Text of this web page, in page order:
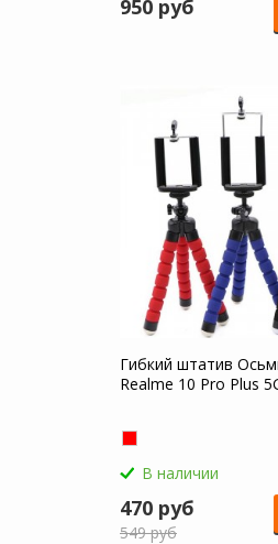
950 руб
Гибкий штатив
Realme 10 Pro Plus
В наличии
470 руб
549 руб